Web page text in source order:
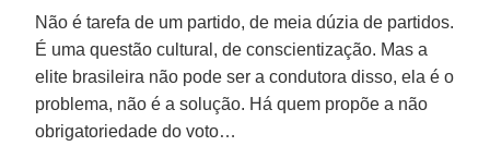
Não é tarefa de um partido, de meia dúzia de partidos.
É uma questão cultural, de conscientização. Mas a
elite brasileira não pode ser a condutora disso, ela é o
problema, não é a solução. Há quem propõe a não
obrigatoriedade do voto…